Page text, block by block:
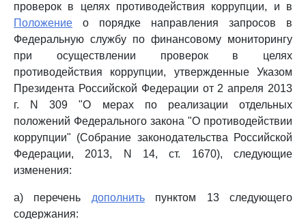
проверок в целях противодействия коррупции, и в
Положение о порядке направления запросов в
Федеральную службу по финансовому мониторингу
при осуществлении проверок в целях
противодействия коррупции, утвержденные Указом
Президента Российской Федерации от 2 апреля 2013
г. N 309 "О мерах по реализации отдельных
положений Федерального закона "О противодействии
коррупции" (Собрание законодательства Российской
Федерации, 2013, N 14, ст. 1670), следующие
изменения:
а) перечень дополнитьпунктом 13 следующего
содержания: